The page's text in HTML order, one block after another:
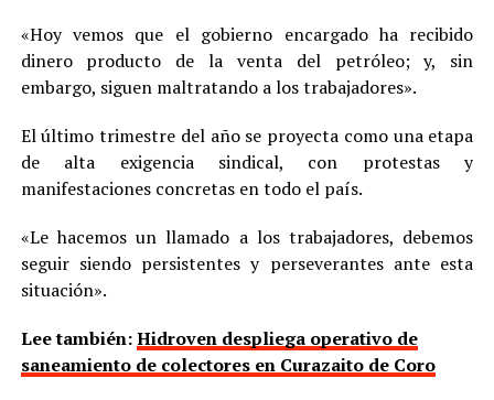
«Hoy vemos que el gobierno encargado ha recibido
dinero producto de la venta del petróleo; y, sin
embargo, siguen maltratando a los trabajadores».
El último trimestre del año se proyecta como una etapa
de alta exigencia sindical, con protestas y
manifestaciones concretas en todo el país.
«Le hacemos un llamado a los trabajadores, debemos
seguir siendo persistentes y perseverantes ante esta
situación».
Lee también:Hidroven despliega operativo de
saneamiento de colectores en Curazaito de Coro